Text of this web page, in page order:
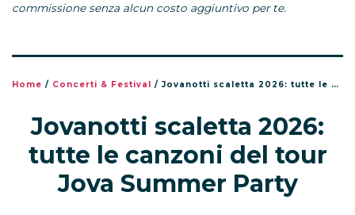
commissione senza alcun costo aggiuntivo per te.
Home / Concerti & Festival / Jovanotti scaletta 2026: tutte le canzoni del tour Jova Summer Party
Jovanotti scaletta 2026:
tutte le canzoni del tour
Jova Summer Party